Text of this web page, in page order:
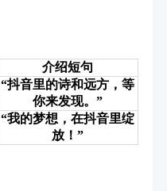
介绍短句
“抖音里的诗和远方，等
你来发现。”
“我的梦想，在抖音里绽
放！”